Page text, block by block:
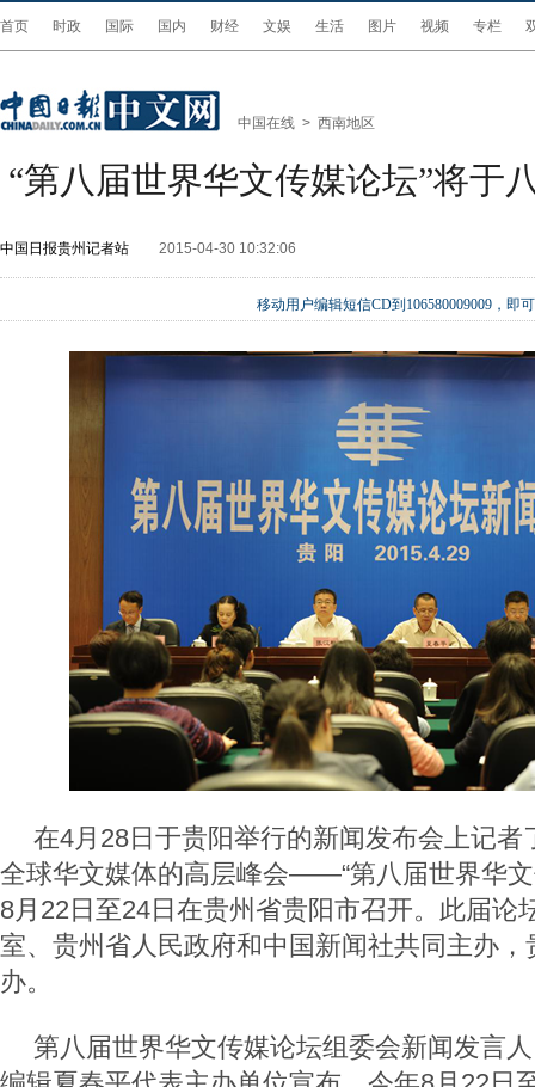
首页 时政 国际 国内 财经 文娱 生活 图片 视频 专栏
中国在线 > 西南地区
“第八届世界华文传媒论坛”将于
中国日报贵州记者站 2015-04-30 10:32:06
移动用户编辑短信CD到106580009009，即
在4月28日于贵阳举行的新闻发布会上记者
全球华文媒体的高层峰会——“第八届世界华文
8月22日至24日在贵州省贵阳市召开。此届论
室、贵州省人民政府和中国新闻社共同主办
办。
第八届世界华文传媒论坛组委会新闻发言